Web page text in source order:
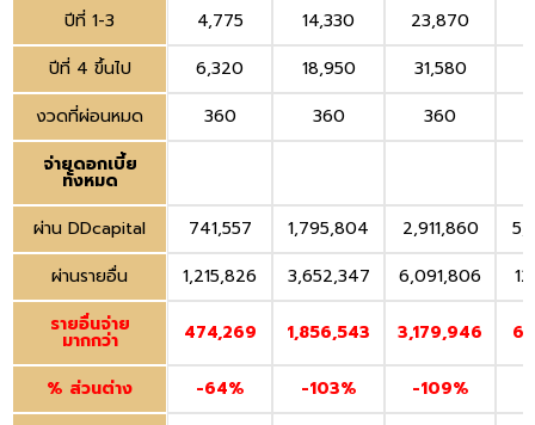
ปีที่ 1-3
4,775 14,330 23,870
ปีที่ 4 ขึ้นไป
6,320 18,950 31,580
งวดที่ผ่อนหมด
360 360
360
จ่ายดอกเบี้ย
ทั้งหมด
ผ่าน DDcapital
741,557 1,795,804 2,911,860
ผ่านรายอื่น
1,215,826 3,652,347 6,091,806
รายอื่นจ่าย
มากกว่า 474,269 1,856,543 3,179,946
% ส่วนต่าง -64% -103% -109%